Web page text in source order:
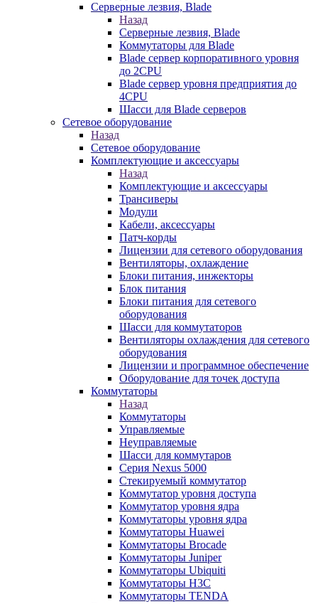
Серверные лезвия, Blade
Назад
Серверные лезвия, Blade
Коммутаторы для Blade
Blade сервер корпоративного уровня
до 2CPU
Blade сервер уровня предприятия до
4CPU
Шасси для Blade серверов
Сетевое оборудование
Назад
Сетевое оборудование
Комплектующие и аксессуары
Назад
Комплектующие и аксессуары
Трансиверы
Модули
Кабели, аксессуары
Патч-корды
Лицензии для сетевого оборудования
Вентиляторы, охлаждение
Блоки питания, инжекторы
Блок питания
Блоки питания для сетевого
оборудования
Шасси для коммутаторов
Вентиляторы охлаждения для сетевого
оборудования
Лицензии и программное обеспечение
Оборудование для точек доступа
Коммутаторы
Назад
Коммутаторы
Управляемые
Неуправляемые
Шасси для коммутаров
Серия Nexus 5000
Стекируемый коммутатор
Коммутатор уровня доступа
Коммутатор уровня ядра
Коммутаторы уровня ядра
Коммутаторы Huawei
Коммутаторы Brocade
Коммутаторы Juniper
Коммутаторы Ubiquiti
Коммутаторы H3C
Коммутаторы TENDA